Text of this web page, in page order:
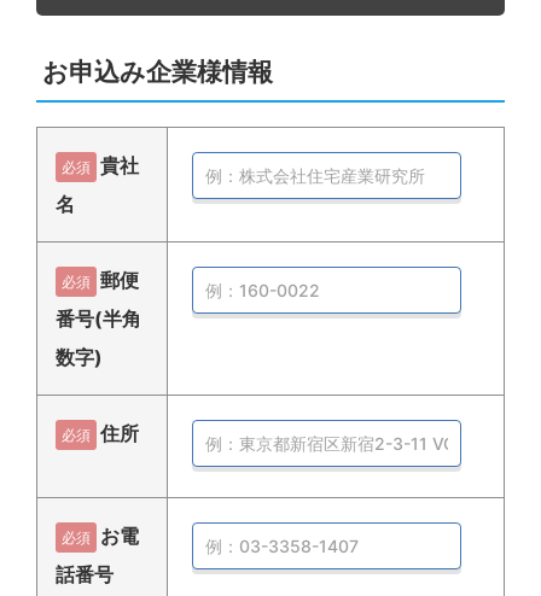
お申込み企業様情報
必須 貴社
名
必須 郵便
番号(半角
数字)
必須 住所
必須 お電
話番号